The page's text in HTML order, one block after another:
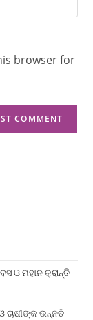
browser for
ଓ ମହାନ କ୍ରାନ୍ତି
ଚାଷୀଙ୍କ ଉନ୍ନତି